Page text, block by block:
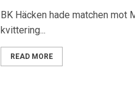
BK Häcken hade matchen mot
kvittering...
READ MORE